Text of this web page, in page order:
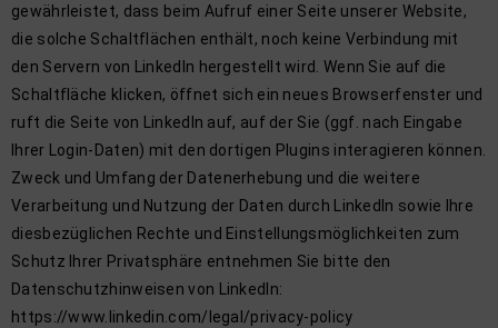
gewährleistet, dass beim Aufruf einer Seite unserer Website,
die solche Schaltflächen enthält, noch keine Verbindung mit
den Servern von LinkedIn hergestellt wird. Wenn Sie auf die
Schaltfläche klicken, öffnet sich ein neues Browserfenster und
ruft die Seite von LinkedIn auf, auf der Sie (ggf. nach Eingabe
Ihrer Login-Daten) mit den dortigen Plugins interagieren können.
Zweck und Umfang der Datenerhebung und die weitere
Verarbeitung und Nutzung der Daten durch LinkedIn sowie Ihre
diesbezüglichen Rechte und Einstellungsmöglichkeiten zum
Schutz Ihrer Privatsphäre entnehmen Sie bitte den
Datenschutzhinweisen von LinkedIn:
https://www.linkedin.com/legal/privacy-policy